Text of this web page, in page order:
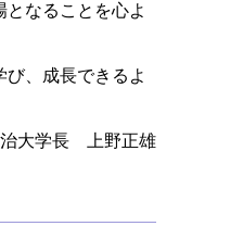
なることを心よ
、成長できるよ
大学長 上野正雄